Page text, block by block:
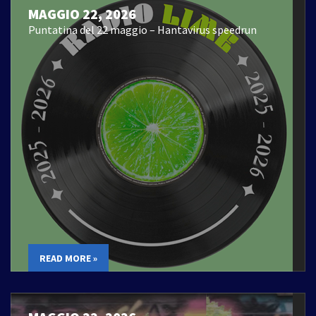
MAGGIO 22, 2026
Puntatina del 22 maggio – Hantavirus speedrun
READ MORE »